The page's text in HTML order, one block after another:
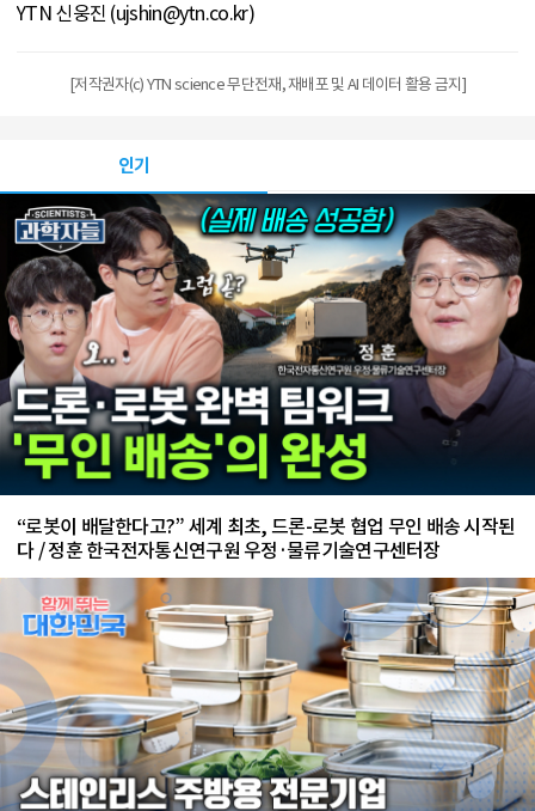
YTN 신웅진 (ujshin@ytn.co.kr)
[저작권자(c) YTN science 무단전재, 재배포 및 AI 데이터 활용 금지]
인기
“로봇이 배달한다고?” 세계 최초, 드론-로봇 협업 무인 배송 시작된
다 / 정훈 한국전자통신연구원 우정·물류기술연구센터장